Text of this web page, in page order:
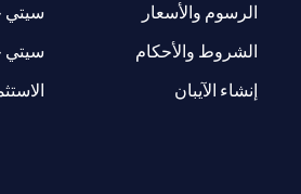
الرسوم والأسعار
الشروط والأحكام
إنشاء الآيبان
سيتي
سيتي